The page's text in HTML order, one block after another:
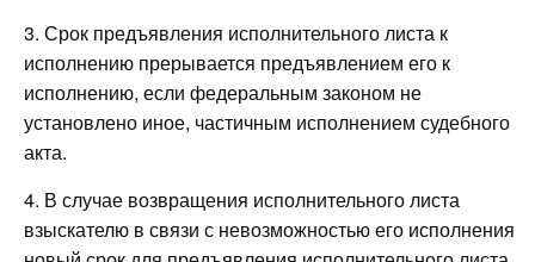
3. Срок предъявления исполнительного листа к
исполнению прерывается предъявлением его к
исполнению, если федеральным законом не
установлено иное, частичным исполнением судебного
акта.
4. В случае возвращения исполнительного листа
взыскателю в связи с невозможностью его исполнения